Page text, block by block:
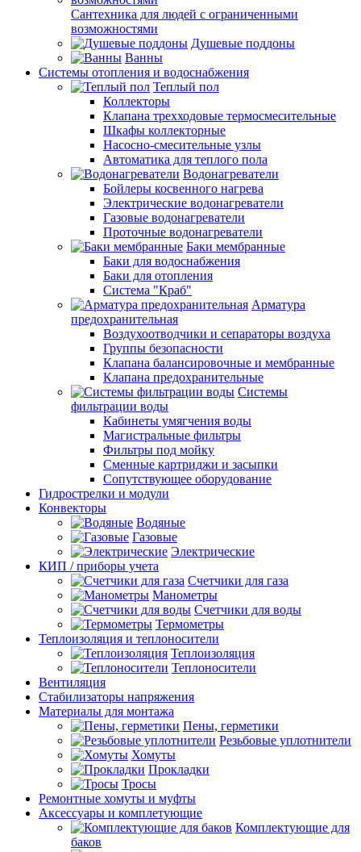
Сантехника для людей с ограниченными
возможностями
Душевые поддоны
Ванны
Системы отопления и водоснабжения
Теплый пол
Коллекторы
Клапана трехходовые термосмесительные
Шкафы коллекторные
Насосно-смесительные узлы
Автоматика для теплого пола
Водонагреватели
Бойлеры косвенного нагрева
Электрические водонагреватели
Газовые водонагреватели
Проточные водонагреватели
Баки мембранные
Баки для водоснабжения
Баки для отопления
Система "Краб"
Арматура
предохранительная
Воздухоотводчики и сепараторы воздуха
Группы безопасности
Клапана балансировочные и мембранные
Клапана предохранительные
Системы
фильтрации воды
Кабинеты умягчения воды
Магистральные фильтры
Фильтры под мойку
Сменные картриджи и засыпки
Сопутствующее оборудование
Гидрострелки и модули
Конвекторы
Водяные
Газовые
Электрические
КИП / приборы учета
Счетчики для газа
Манометры
Счетчики для воды
Термометры
Теплоизоляция и теплоносители
Теплоизоляция
Теплоносители
Вентиляция
Стабилизаторы напряжения
Материалы для монтажа
Пены, герметики
Резьбовые уплотнители
Хомуты
Прокладки
Тросы
Ремонтные хомуты и муфты
Аксессуары и комплетующие
Комплектующие для
баков